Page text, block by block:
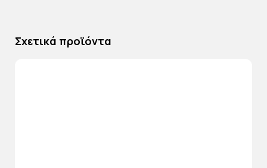
Σχετικά προϊόντα